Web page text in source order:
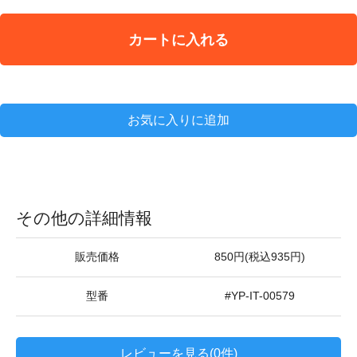
カートに入れる
お気に入りに追加
その他の詳細情報
販売価格 850円(税込935円)
型番 #YP-IT-00579
レビューを見る(0件)